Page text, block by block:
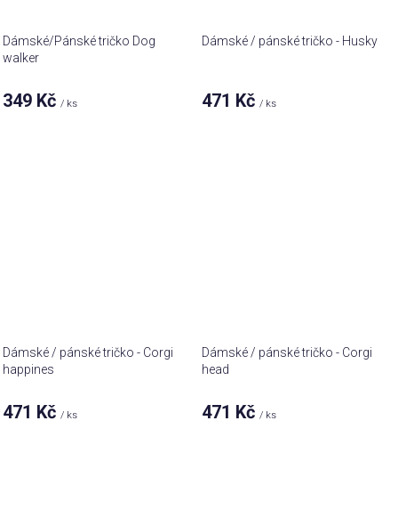
Dámské/Pánské tričko Dog
walker
349 Kč / ks
Dámské / pánské tričko - Husky
471 Kč / ks
Dámské / pánské tričko - Corgi
happines
471 Kč/ ks
Dámské / pánské tričko - Corgi
head
471 Kč/ ks